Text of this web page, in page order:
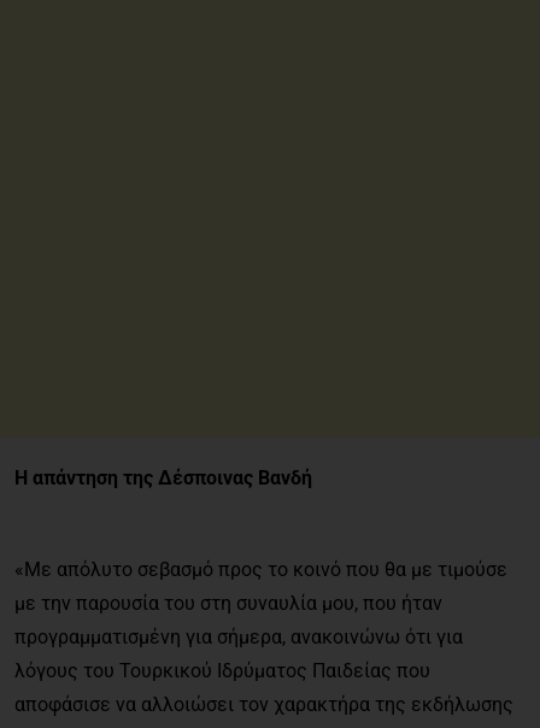
Η απάντηση της Δέσποινας Βανδή
«Με απόλυτο σεβασμό προς το κοινό που θα με τιμούσε
με την παρουσία του στη συναυλία μου, που ήταν
προγραμματισμένη για σήμερα, ανακοινώνω ότι για
λόγους του Τουρκικού Ιδρύματος Παιδείας που
αποφάσισε να αλλοιώσει τον χαρακτήρα της εκδήλωσης